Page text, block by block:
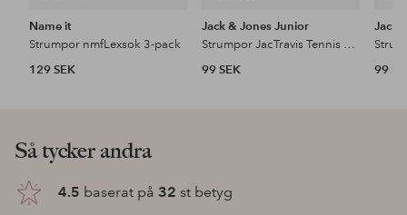
Name it
Strumpor nmfLexsok 3-pack
129 SEK
Jack & Jones Junior
Strumpor JacTravis Tennis Sock 3-pack
99 SEK
Jack
99
Så tycker andra
4.5 baserat på 32 st betyg